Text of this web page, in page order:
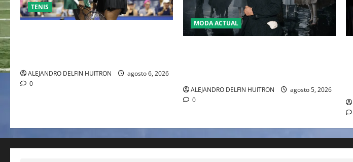
TENIS
ALEJANDRO DELFIN HUITRON
agosto 6, 2026
0
MODA ACTUAL
ALEJANDRO DELFIN HUITRON
agosto 5, 2026
0